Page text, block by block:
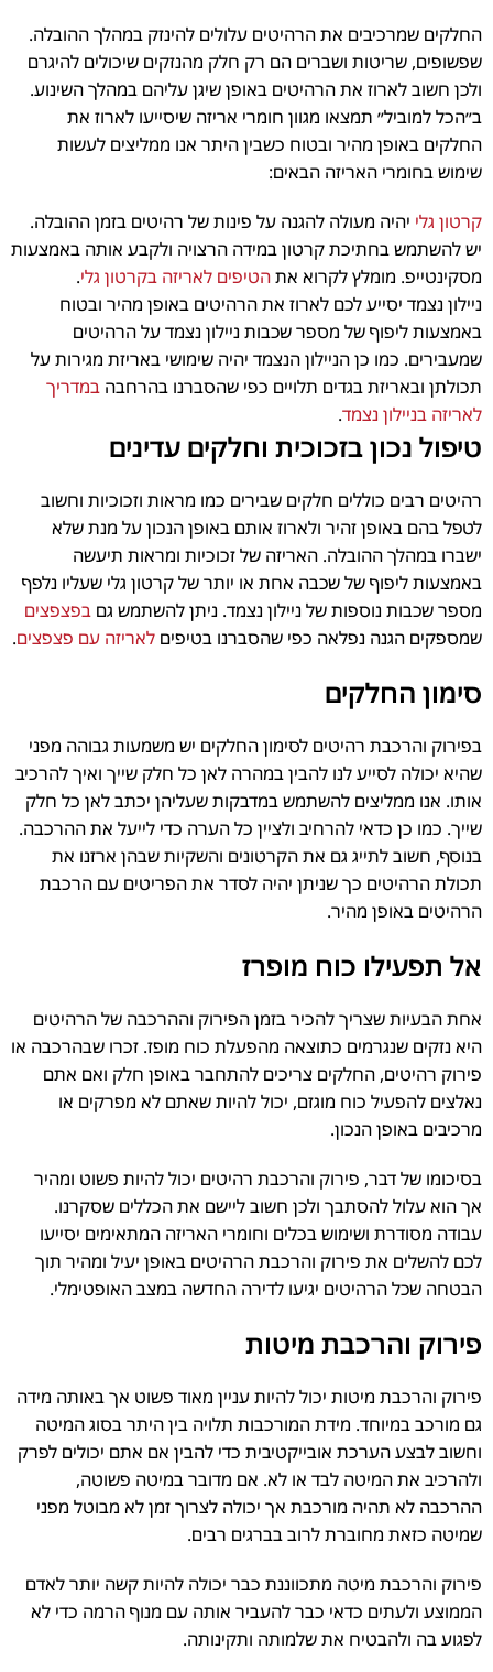
החלקים שמרכיבים את הרהיטים עלולים להינזק במהלך ההובלה.
שפשופים, שריטות ושברים הם רק חלק מהנזקים שיכולים להיגרם
ולכן חשוב לארוז את הרהיטים באופן שיגן עליהם במהלך השינוע.
ב״הכל למוביל״ תמצאו מגוון חומרי אריזה שיסייעו לארוז את
החלקים באופן מהיר ובטוח כשבין היתר אנו ממליצים לעשות
שימוש בחומרי האריזה הבאים:
קרטון גלי יהיה מעולה להגנה על פינות של רהיטים בזמן ההובלה.
יש להשתמש בחתיכת קרטון במידה הרצויה ולקבע אותה באמצעות
מסקינטייפ. מומלץ לקרוא אתהטיפים לאריזה בקרטון גלי.
ניילון נצמד יסייע לכם לארוז את הרהיטים באופן מהיר ובטוח
באמצעות ליפוף של מספר שכבות ניילון נצמד על הרהיטים
שמעבירים. כמו כן הניילון הנצמד יהיה שימושי באריזת מגירות על
תכולתן ובאריזת בגדים תלויים כפי שהסברנו בהרחבה במדריך
לאריזה בניילון נצמד.
טיפול נכון בזכוכית וחלקים עדינים
רהיטים רבים כוללים חלקים שבירים כמו מראות וזכוכיות וחשוב
לטפל בהם באופן זהיר ולארוז אותם באופן הנכון על מנת שלא
ישברו במהלך ההובלה. האריזה של זכוכיות ומראות תיעשה
באמצעות ליפוף של שכבה אחת או יותר של קרטון גלי שעליו נלפף
מספר שכבות נוספות של ניילון נצמד. ניתן להשתמש גם בפצפצים
שמספקים הגנה נפלאה כפי שהסברנו בטיפים לאריזה עם פצפצים.
סימון החלקים
בפירוק והרכבת רהיטים לסימון החלקים יש משמעות גבוהה מפני
שהיא יכולה לסייע לנו להבין במהרה לאן כל חלק שייך ואיך להרכיב
אותו. אנו ממליצים להשתמש במדבקות שעליהן יכתב לאן כל חלק
שייך. כמו כן כדאי להרחיב ולציין כל הערה כדי לייעל את ההרכבה.
בנוסף, חשוב לתייג גם את הקרטונים והשקיות שבהן ארזנו את
תכולת הרהיטים כך שניתן יהיה לסדר את הפריטים עם הרכבת
הרהיטים באופן מהיר.
אל תפעילו כוח מופרז
אחת הבעיות שצריך להכיר בזמן הפירוק וההרכבה של הרהיטים
היא נזקים שנגרמים כתוצאה מהפעלת כוח מופז. זכרו שבהרכבה או
פירוק רהיטים, החלקים צריכים להתחבר באופן חלק ואם אתם
נאלצים להפעיל כוח מוגזם, יכול להיות שאתם לא מפרקים או
מרכיבים באופן הנכון.
בסיכומו של דבר, פירוק והרכבת רהיטים יכול להיות פשוט ומהיר
אך הוא עלול להסתבך ולכן חשוב ליישם את הכללים שסקרנו.
עבודה מסודרת ושימוש בכלים וחומרי האריזה המתאימים יסייעו
לכם להשלים את פירוק והרכבת הרהיטים באופן יעיל ומהיר תוך
הבטחה שכל הרהיטים יגיעו לדירה החדשה במצב האופטימלי.
פירוק והרכבת מיטות
פירוק והרכבת מיטות יכול להיות עניין מאוד פשוט אך באותה מידה
גם מורכב במיוחד. מידת המורכבות תלויה בין היתר בסוג המיטה
וחשוב לבצע הערכת אובייקטיבית כדי להבין אם אתם יכולים לפרק
ולהרכיב את המיטה לבד או לא. אם מדובר במיטה פשוטה,
ההרכבה לא תהיה מורכבת אך יכולה לצרוך זמן לא מבוטל מפני
שמיטה כזאת מחוברת לרוב בברגים רבים.
פירוק והרכבת מיטה מתכווננת כבר יכולה להיות קשה יותר לאדם
הממוצע ולעתים כדאי כבר להעביר אותה עם מנוף הרמה כדי לא
לפגוע בה ולהבטיח את שלמותה ותקינותה.